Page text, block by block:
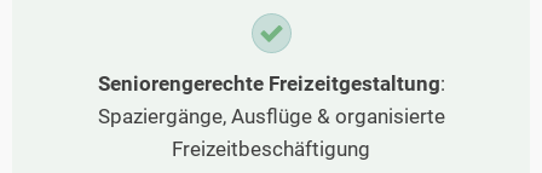
Seniorengerechte Freizeitgestaltung:
Spaziergänge, Ausflüge & organisierte
Freizeitbeschäftigung